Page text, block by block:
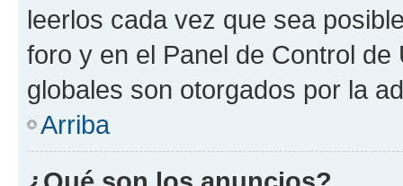
leerlos cada vez que sea
foro y en el Panel de Control
globales son otorgados por la
Arriba